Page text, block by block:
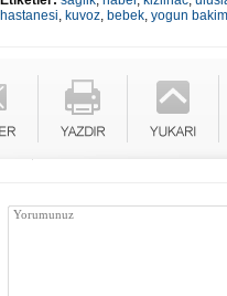
hastanesi, kuvoz, bebek, yogun bakim